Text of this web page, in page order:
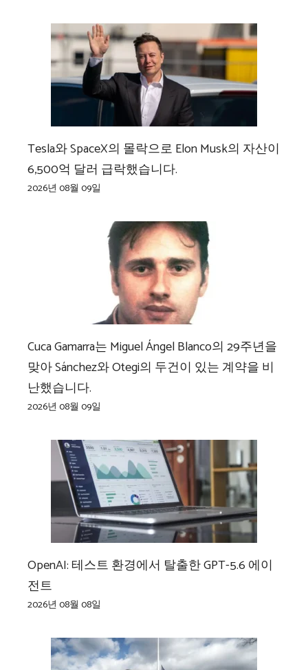
Tesla와 SpaceX의 몰락으로 Elon Musk의 자산이
6,500억 달러 급락했습니다.
2026년 08월 09일
Cuca Gamarra는 Miguel Ángel Blanco의 29주년을
맞아 Sánchez와 Otegi의 두건이 있는 계약을 비
난했습니다.
2026년 08월 09일
OpenAI: 테스트 환경에서 탈출한 GPT-5.6 에이
전트
2026년 08월 08일